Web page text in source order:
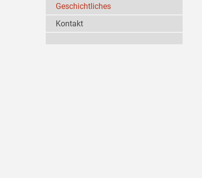
Geschichtliches
Kontakt